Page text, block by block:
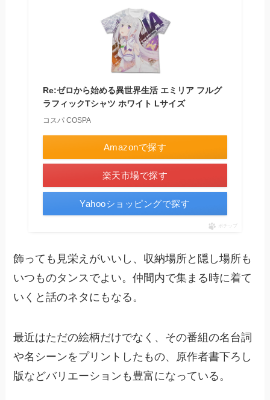
Re:ゼロから始める異世界生活 エミリア フルグ
ラフィックTシャツ ホワイト Lサイズ
コスパ COSPA
Amazonで探す
楽天市場で探す
Yahooショッピングで探す
ポチップ
飾っても見栄えがいいし、収納場所と隠し場所も
いつものタンスでよい。仲間内で集まる時に着て
いくと話のネタにもなる。
最近はただの絵柄だけでなく、その番組の名台詞
や名シーンをプリントしたもの、原作者書下ろし
版などバリエーションも豊富になっている。